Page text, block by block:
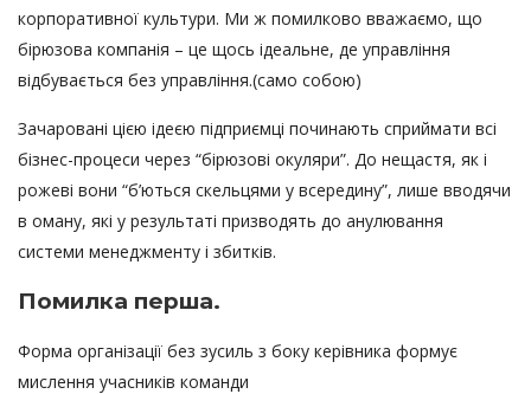
корпоративної культури. Ми ж помилково вважаємо, що
бірюзова компанія – це щось ідеальне, де управління
відбувається без управління.(само собою)
Зачаровані цією ідеєю підприємці починають сприймати всі
бізнес-процеси через “бірюзові окуляри”. До нещастя, як і
рожеві вони “б’ються скельцями у всередину”, лише вводячи
в оману, які у результаті призводять до анулювання
системи менеджменту і збитків.
Помилка перша.
Форма організації без зусиль з боку керівника формує
мислення учасників команди